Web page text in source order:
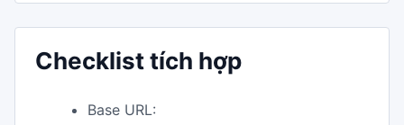
Checklist tích hợp
Base URL: